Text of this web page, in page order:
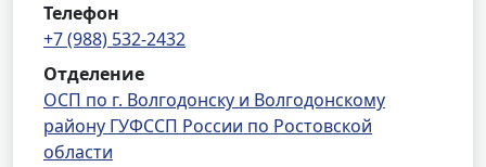
Телефон
+7 (988) 532-2432
Отделение
ОСП по г. Волгодонску и Волгодонскому
району ГУФССП России по Ростовской
области